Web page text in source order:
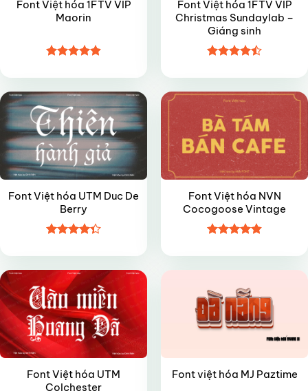
Font Việt hóa 1FTV VIP
Maorin
hạng4.95
Font Việt hóa 1FTV VIP
Christmas Sundaylab –
Giáng sinh
hạng4.45
Font Việt hóa UTM Duc De
Berry
hạng4.35
5 sao
Font Việt hóa NVN
Cocogoose Vintage
hạng4.85
5 sao
Font Việt hóa UTM
Colchester
Font việt hóa MJ Paztime